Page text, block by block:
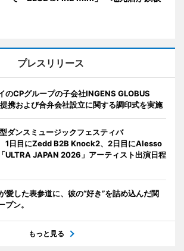
プレスリリース
のCPグループの子会社INGENS GLOBUS
携および合弁会社設立に関する調印式を実施
ダンスミュージックフェスティバ
B2B Knock2、2日目にAlesso
JAPAN 2026」アーティスト出演日程
した表参道に、彼の“好き”を詰め込んだ関
プン。
もっと見る